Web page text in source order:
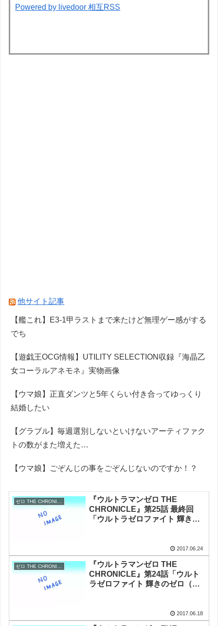
Powered by livedoor 相互RSS
他サイト記事
【艦これ】E3-1甲ラストまで来たけど無理ゲー感がする
でち
【遊戯王OCG情報】UTILITY SELECTION収録『海晶乙
女コーラルアネモネ』実物画像
【ウマ娘】正直ダンツと5年くらい付き合ってゆっくり
結婚したい
【グラブル】毎週選別しないといけないアーティファク
トの数がまた増えた…
【ウマ娘】ごぞんじの事をごぞんじないのですか！？
ゼロ THE CHRONICLE
『ウルトラマンゼロ THE
CHRONICLE』第25話 最終回
「ウルトラゼロファイト 輝きの
2017.06.24
『ウルトラマンゼロ THE
CHRONICLE』第24話「ウルト
ラゼロファイト 輝きのゼロ（前
2017.06.18